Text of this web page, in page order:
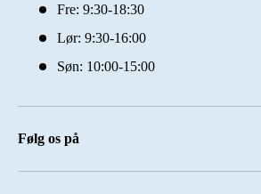
Fre: 9:30-18:30
Lør: 9:30-16:00
Søn: 10:00-15:00
Følg os på